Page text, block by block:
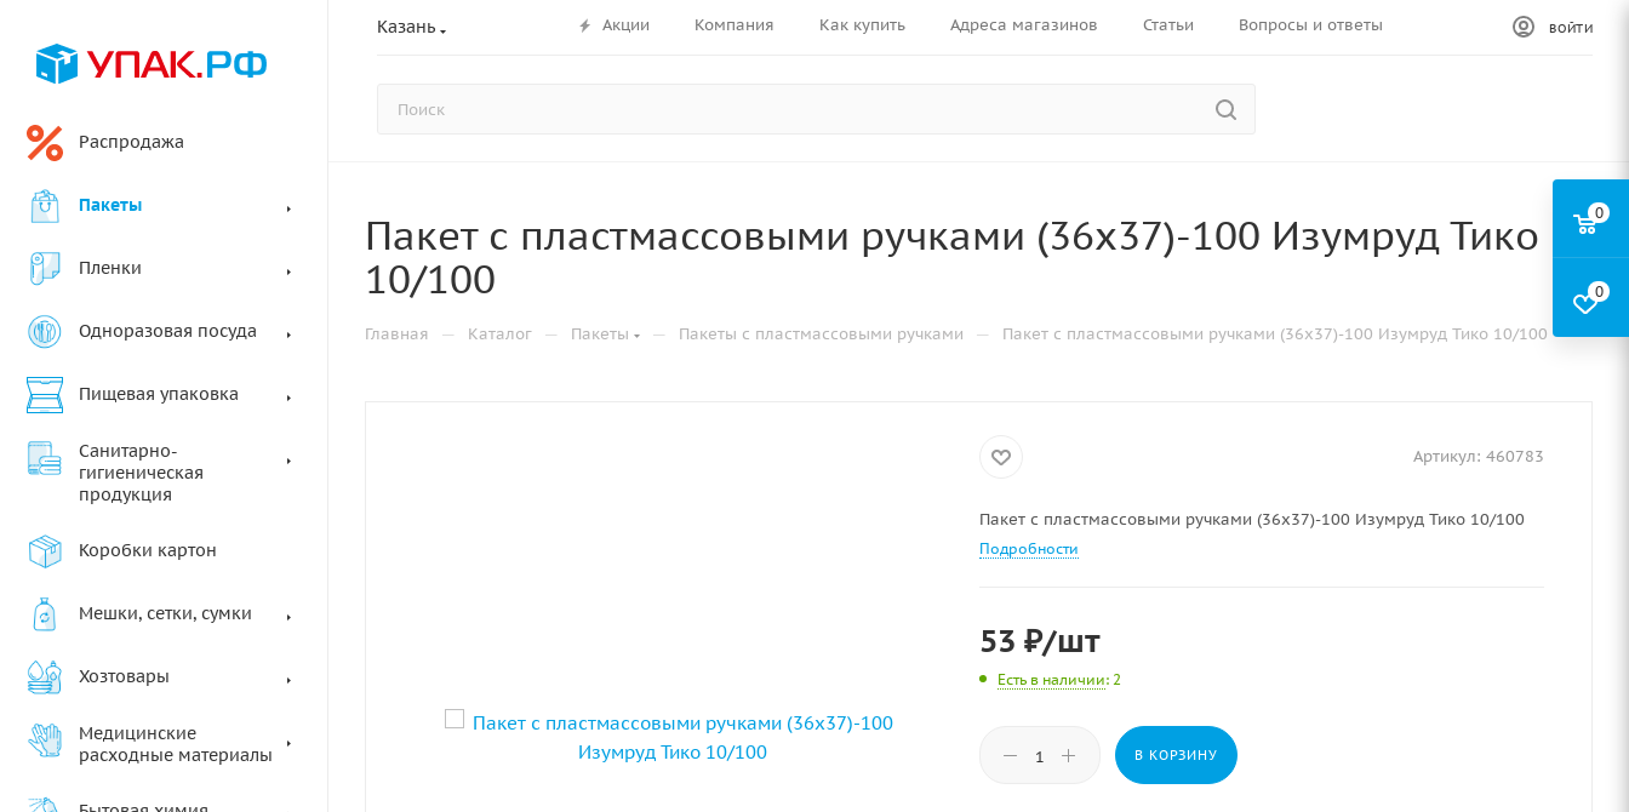
Казань Акции Компания Как купить Адреса магазинов Статьи Вопросы и ответы ВОЙТИ
Распродажа
Пакеты
Пленки
Одноразовая посуда
Пищевая упаковка
Санитарно-
гигиеническая
продукция
Коробки картон
Мешки, сетки, сумки
Хозтовары
Медицинские
расходные материалы
Пакет с пластмассовыми ручками (36х37)-100 Изумруд Тико
10/100
Главная — Каталог — Пакеты — Пакеты с пластмассовыми ручками — Пакет с пластмассовыми ручками (36х37)-100 Изумруд Тико 10/100
Артикул: 460783
Пакет с пластмассовыми ручками (36х37)-100 Изумруд Тико 10/100
Подробности
53 ₽/шт
Есть в наличии: 2
В КОРЗИНУ
0
0